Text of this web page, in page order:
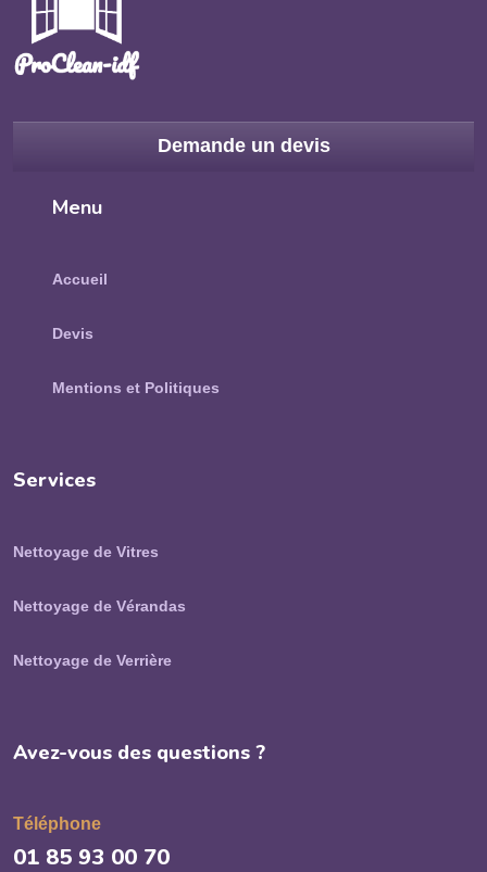
Demande un devis
Menu
Accueil
Devis
Mentions et Politiques
Services
Nettoyage de Vitres
Nettoyage de Vérandas
Nettoyage de Verrière
Avez-vous des questions ?
Téléphone
01 85 93 00 70